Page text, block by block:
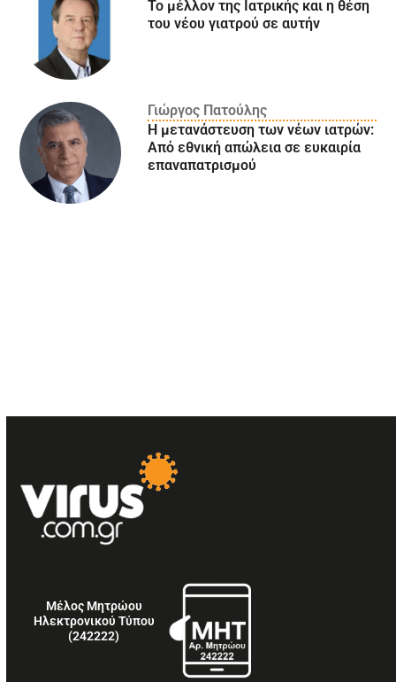
Το μέλλον της Ιατρικής και η θέση
του νέου γιατρού σε αυτήν
Γιώργος Πατούλης
Η μετανάστευση των νέων ιατρών:
Aπό εθνική απώλεια σε ευκαιρία
επαναπατρισμού
Μέλος Μητρώου
Ηλεκτρονικού Τύπου
(242222)